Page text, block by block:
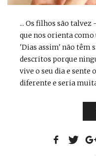
... Os filhos são talvez
que nos orienta como
'Dias assim' não têm
descritos porque
vive o seu dia e sente
diferente e seria